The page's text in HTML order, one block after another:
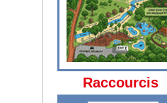
Raccourcis